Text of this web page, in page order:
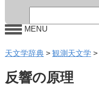
MENU
天文学辞典 > 観測天文学 >
反響の原理